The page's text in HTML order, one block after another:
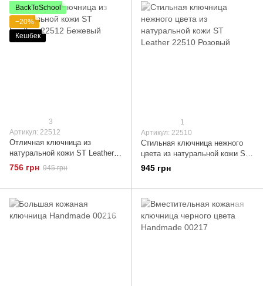
BackToSchool
−20%
Кешбек
3
Артикул: 22512
Отличная ключница из
натуральной кожи ST Leather
22512 Бежевый
756 грн 945 грн
1
Артикул: 22510
Стильная ключница нежного
цвета из натуральной кожи ST
Leather 22510 Розовый
945 грн